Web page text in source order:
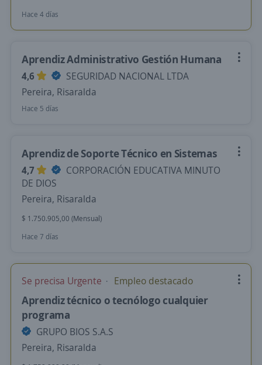
Hace 4 días
Aprendiz Administrativo Gestión Humana
4,6
SEGURIDAD NACIONAL LTDA
Pereira, Risaralda
Hace 5 días
Aprendiz de Soporte Técnico en Sistemas
4,7
CORPORACIÓN EDUCATIVA MINUTO
DE DIOS
Pereira, Risaralda
$ 1.750.905,00 (Mensual)
Hace 7 días
Se precisa Urgente Empleo destacado
Aprendiz técnico o tecnólogo cualquier
programa
GRUPO BIOS S.A.S
Pereira, Risaralda